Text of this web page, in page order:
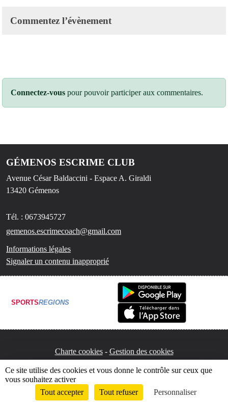
Commentez l’évènement
Connectez-vous pour pouvoir participer aux commentaires.
GÉMENOS ESCRIME CLUB
Avenue César Baldaccini - Espace A. Giraldi
13420 Gémenos
Tél. : 0673945727
gemenos.escrimecoach@gmail.com
Informations légales
Signaler un contenu inapproprié
SPORTSREGIONS
Charte cookies Gestion des cookies
Envie de participer ? Connexion
Ce site utilise des cookies et vous donne le contrôle sur ceux que
vous souhaitez activer
Tout accepter
Tout refuser Personnaliser